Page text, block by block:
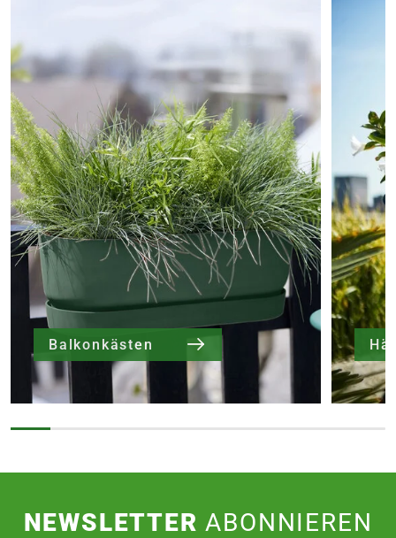
Balkonkästen
NEWSLETTERABONNIEREN